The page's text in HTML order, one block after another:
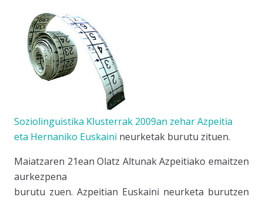
Soziolinguistika Klusterrak 2009an zehar Azpeitia
eta Hernaniko Euskaini neurketak burutu zituen.
Maiatzaren 21ean Olatz Altunak Azpeitiako emaitzen
aurkezpena
burutu zuen. Azpeitian Euskaini neurketa burutzen